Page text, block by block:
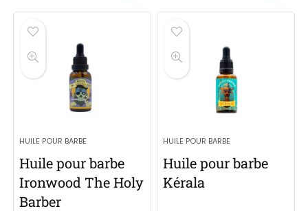
HUILE POUR BARBE
Huile pour barbe
Ironwood The Holy
Barber
HUILE POUR BARBE
Huile pour barbe
Kérala